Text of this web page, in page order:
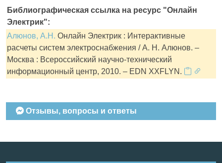
Библиографическая ссылка на ресурс "Онлайн
Электрик":
Алюнов, А.Н. Онлайн Электрик : Интерактивные
расчеты систем электроснабжения / А. Н. Алюнов. –
Москва : Всероссийский научно-технический
информационный центр, 2010. – EDN XXFLYN.
Отзывы, вопросы и ответы